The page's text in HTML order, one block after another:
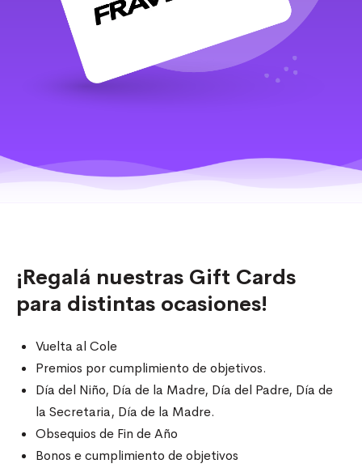
¡Regalá nuestras Gift Cards
para distintas ocasiones!
Vuelta al Cole
Premios por cumplimiento de objetivos.
Día del Niño, Día de la Madre, Día del Padre, Día de
la Secretaria, Día de la Madre.
Obsequios de Fin de Año
Bonos e cumplimiento de objetivos